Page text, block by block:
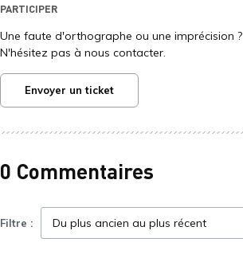
PARTICIPER
Une faute d'orthographe ou une imprécision ?
N'hésitez pas à nous contacter.
Envoyer un ticket
0 Commentaires
Filtre :